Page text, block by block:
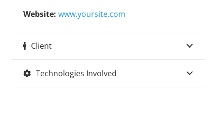
Website: www.yoursite.com
Client
Technologies Involved